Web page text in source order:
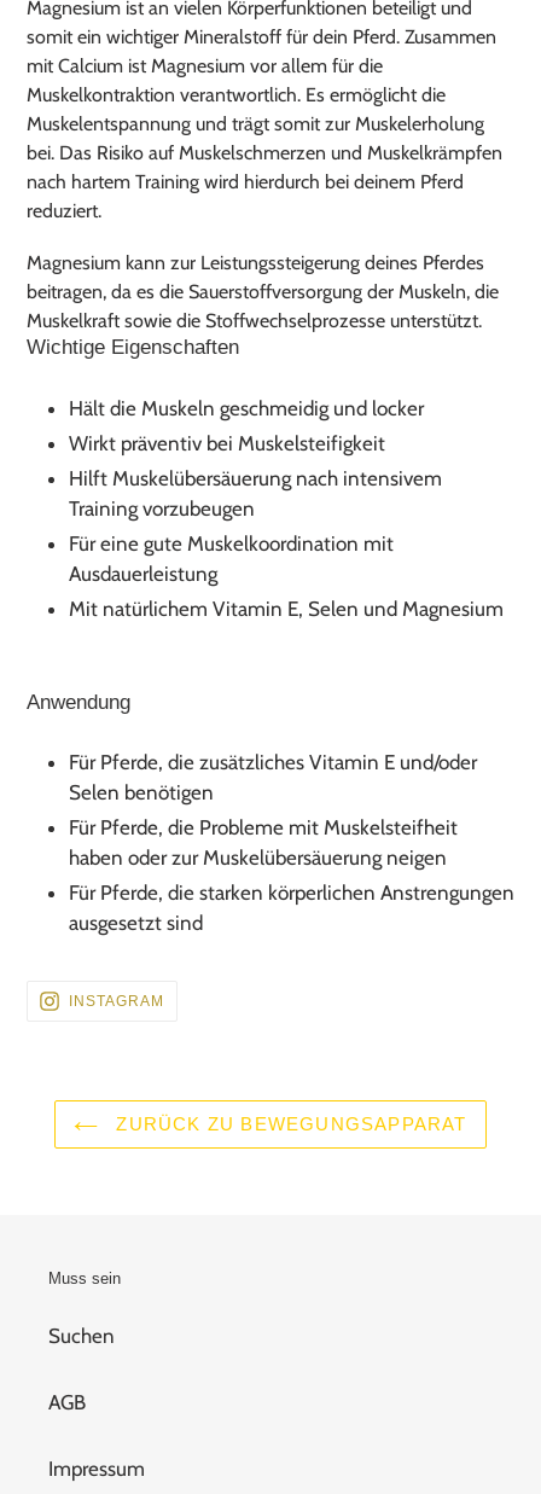
Magnesium ist an vielen Körperfunktionen beteiligt und
somit ein wichtiger Mineralstoff für dein Pferd. Zusammen
mit Calcium ist Magnesium vor allem für die
Muskelkontraktion verantwortlich. Es ermöglicht die
Muskelentspannung und trägt somit zur Muskelerholung
bei. Das Risiko auf Muskelschmerzen und Muskelkrämpfen
nach hartem Training wird hierdurch bei deinem Pferd
reduziert.
Magnesium kann zur Leistungssteigerung deines Pferdes
beitragen, da es die Sauerstoffversorgung der Muskeln, die
Muskelkraft sowie die Stoffwechselprozesse unterstützt.
Wichtige Eigenschaften
Hält die Muskeln geschmeidig und locker
Wirkt präventiv bei Muskelsteifigkeit
Hilft Muskelübersäuerung nach intensivem
Training vorzubeugen
Für eine gute Muskelkoordination mit
Ausdauerleistung
Mit natürlichem Vitamin E, Selen und Magnesium
Anwendung
Für Pferde, die zusätzliches Vitamin E und/oder
Selen benötigen
Für Pferde, die Probleme mit Muskelsteifheit
haben oder zur Muskelübersäuerung neigen
Für Pferde, die starken körperlichen Anstrengungen
ausgesetzt sind
INSTAGRAM
ZURÜCK ZU BEWEGUNGSAPPARAT
Muss sein
Suchen
AGB
Impressum